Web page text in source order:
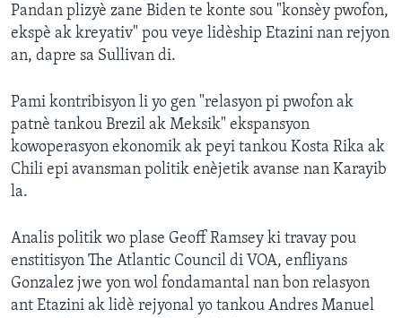
Pandan plizyè zane Biden te konte sou "konsèy pwofon,
ekspè ak kreyativ" pou veye lidèship Etazini nan rejyon
an, dapre sa Sullivan di.
Pami kontribisyon li yo gen "relasyon pi pwofon ak
patnè tankou Brezil ak Meksik" ekspansyon
kowoperasyon ekonomik ak peyi tankou Kosta Rika ak
Chili epi avansman politik enèjetik avanse nan Karayib
la.
Analis politik wo plase Geoff Ramsey ki travay pou
enstitisyon The Atlantic Council di VOA, enfliyans
Gonzalez jwe yon wol fondamantal nan bon relasyon
ant Etazini ak lidè rejyonal yo tankou Andres Manuel